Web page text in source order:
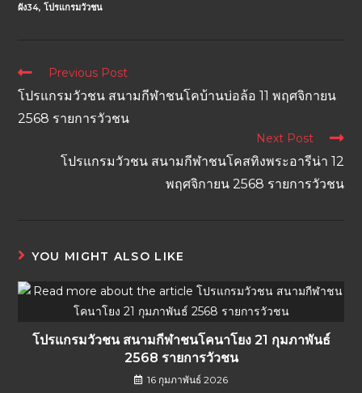
ผัง34, โปรแกรมวัวชน
Previous Post
โปรแกรมวัวชน สนามกีฬาชนโคบ้านบ่อล้อ 11 พฤศจิกายน
2568 รายการวัวชน
Next Post
โปรแกรมวัวชน สนามกีฬาชนโคสทิงพระอารีน่า 12
พฤศจิกายน 2568 รายการวัวชน
YOU MIGHT ALSO LIKE
โปรแกรมวัวชน สนามกีฬาชนโคนาโยง 21 กุมภาพันธ์
2568 รายการวัวชน
16 กุมภาพันธ์ 2026